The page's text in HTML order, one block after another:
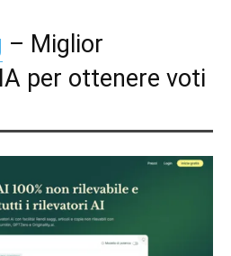
– Miglior
per ottenere voti